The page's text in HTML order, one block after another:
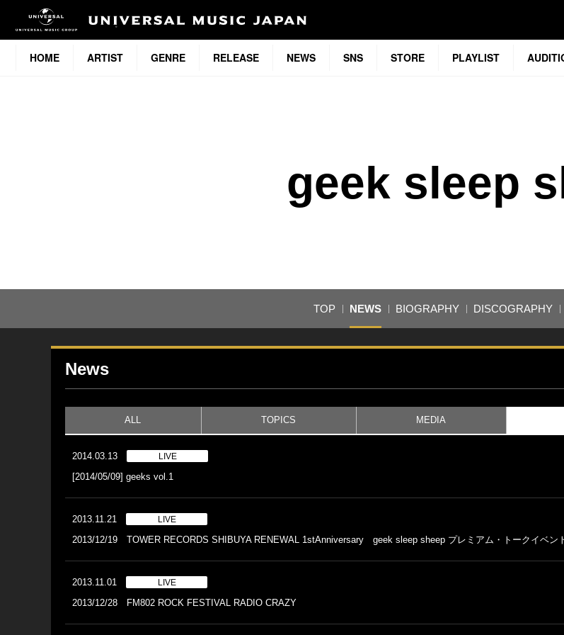
HOME ARTIST GENRE RELEASE NEWS SNS STORE PLAYLIST
geek sleep
TOP NEWS BIOGRAPHY DISCOGRAPHY
News
ALL TOPICS MEDIA
2014.03.13 LIVE
[2014/05/09] geeks vol.1
2013.11.21 LIVE
2013/12/19 TOWER RECORDS SHIBUYA RENEWAL 1stAnniversary geek sleep sheep プレミアム・トークイベン
2013.11.01 LIVE
2013/12/28 FM802 ROCK FESTIVAL RADIO CRAZY